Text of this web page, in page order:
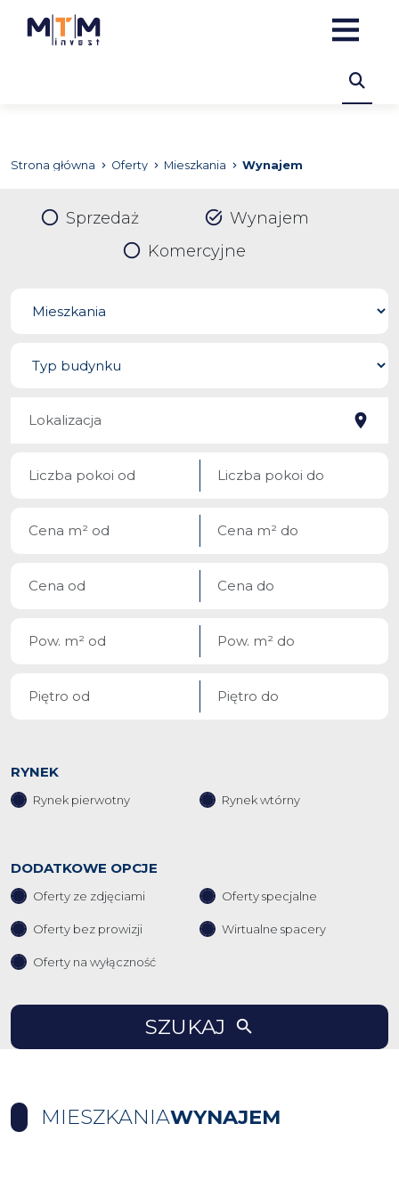
Strona główna Oferty Mieszkania Wynajem
Sprzedaż
Wynajem
Komercyjne
RYNEK
Rynek pierwotny Rynek wtórny
DODATKOWE OPCJE
Oferty ze zdjęciami Oferty specjalne
Oferty bez prowizji Wirtualne spacery
Oferty na wyłączność
SZUKAJ
MIESZKANIAWYNAJEM